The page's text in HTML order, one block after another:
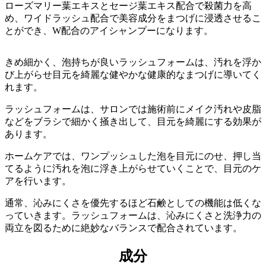
ローズマリー葉エキスとセージ葉エキス配合で殺菌力を高
め、ワイドラッシュ配合で美容成分をまつげに浸透させるこ
とができ、W配合のアイシャンプーになります。
きめ細かく、泡持ちが良いラッシュフォームは、汚れを浮か
び上がらせ目元を綺麗な健やかな健康的なまつげに導いてく
れます。
ラッシュフォームは、サロンでは施術前にメイク汚れや皮脂
などをブラシで細かく掻き出して、目元を綺麗にする効果が
あります。
ホームケアでは、ワンプッシュした泡を目元にのせ、押し当
てるように汚れを泡に浮き上がらせていくことで、目元のケ
アを行います。
通常、沁みにくさを優先するほど石鹸としての機能は低くな
っていきます。ラッシュフォームは、沁みにくさと洗浄力の
両立を図るために絶妙なバランスで配合されています。
成分